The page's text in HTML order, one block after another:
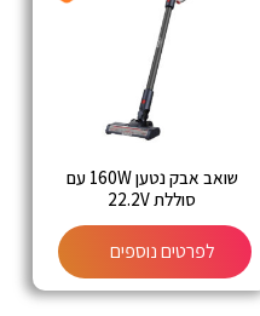
שואב אבק נטען 160W עם
סוללת 22.2V
לפרטים נוספים